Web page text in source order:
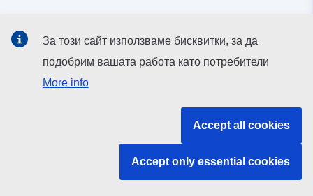
Вижте профили на ЕС в социалните медии
Институции и органи на ЕС
За този сайт използваме бисквитки, за да
подобрим вашата работа като потребители
More info
Accept all cookies
Accept only essential cookies